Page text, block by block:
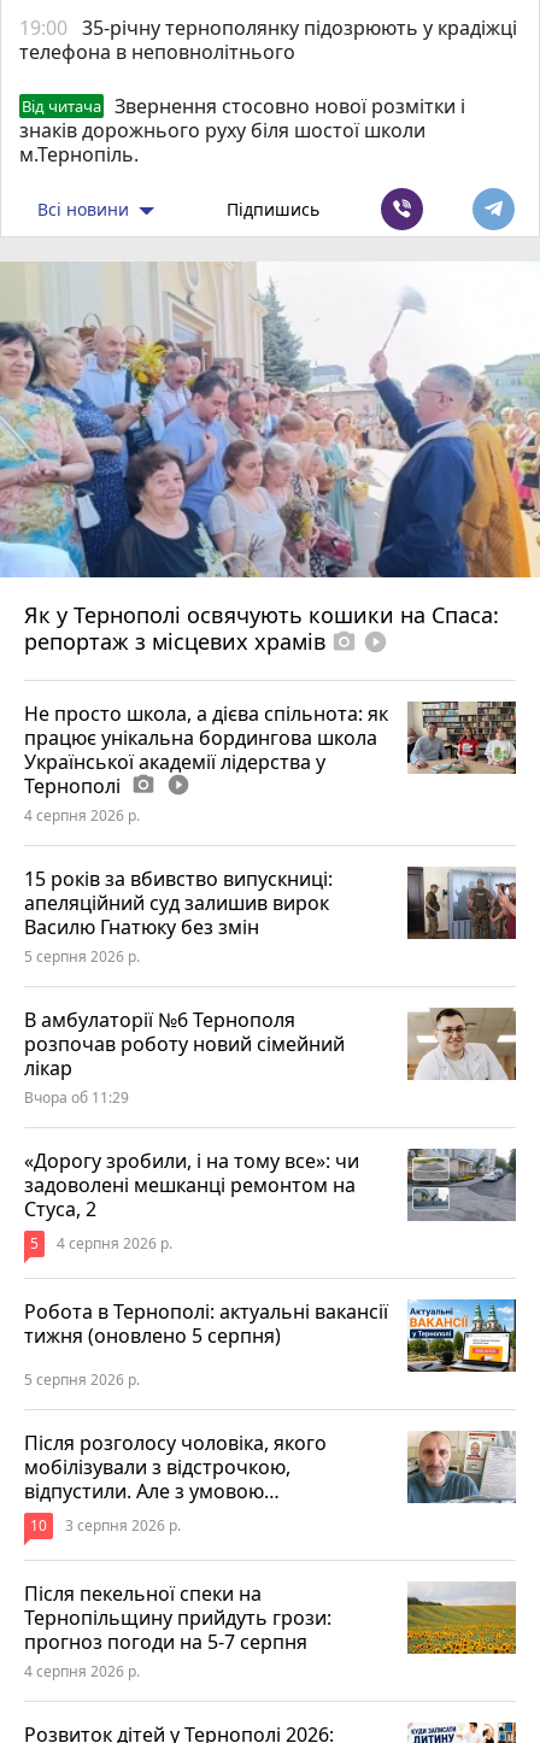
19:00 35-річну тернополянку підозрюють у крадіжці
телефона в неповнолітнього
Від читача
Звернення стосовно нової розмітки і
знаків дорожнього руху біля шостої школи
м.Тернопіль.
Всі новини Підпишись
Як у Тернополі освячують кошики на Спаса:
репортаж з місцевих храмів photo_camera play_circle_filled
Не просто школа, а дієва спільнота: як
працює унікальна бордингова школа
Української академії лідерства у
Тернополі photo_camera play_circle_filled
4 серпня 2026 р.
15 років за вбивство випускниці:
апеляційний суд залишив вирок
Василю Гнатюку без змін
5 серпня 2026 р.
В амбулаторії №6 Тернополя
розпочав роботу новий сімейний
лікар
Вчора об 11:29
«Дорогу зробили, і на тому все»: чи
задоволені мешканці ремонтом на
Стуса, 2
5 4 серпня 2026 р.
Робота в Тернополі: актуальні вакансії
тижня (оновлено 5 серпня)
5 серпня 2026 р.
Після розголосу чоловіка, якого
мобілізували з відстрочкою,
відпустили. Але з умовою…
10 3 серпня 2026 р.
Після пекельної спеки на
Тернопільщину прийдуть грози:
прогноз погоди на 5-7 серпня
4 серпня 2026 р.
Розвиток дітей у Тернополі 2026: